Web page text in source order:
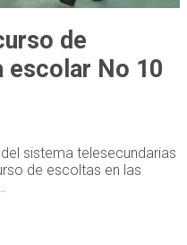
de
escolar No 10
sistema telesecundarias
de escoltas en las